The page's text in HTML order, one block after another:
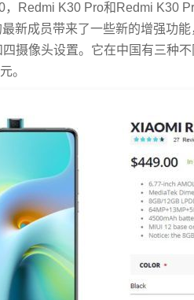
Redmi K30 Pro和Redmi K30
新成员带来了一些新的增强功
摄像头设置。它在中国有三种
。